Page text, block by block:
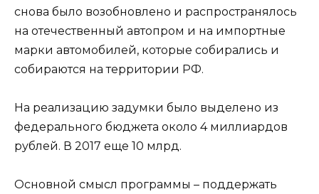
снова было возобновлено и распространялось
на отечественный автопром и на импортные
марки автомобилей, которые собирались и
собираются на территории РФ.
На реализацию задумки было выделено из
федерального бюджета около 4 миллиардов
рублей. В 2017 еще 10 млрд.
Основной смысл программы – поддержать